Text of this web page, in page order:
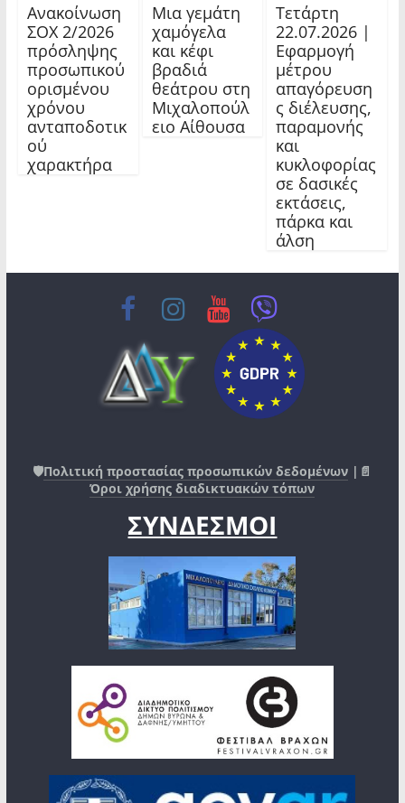
Ανακοίνωση
ΣΟΧ 2/2026
πρόσληψης
προσωπικού
ορισμένου
χρόνου
ανταποδοτικ
ού
χαρακτήρα
Μια γεμάτη
χαμόγελα
και κέφι
βραδιά
θεάτρου στη
Μιχαλοπούλ
ειο Αίθουσα
Τετάρτη
22.07.2026 |
Εφαρμογή
μέτρου
απαγόρευση
ς διέλευσης,
παραμονής
και
κυκλοφορίας
σε δασικές
εκτάσεις,
πάρκα και
άλση
🛡️Πολιτική προστασίας προσωπικών δεδομένων |📄
Όροι χρήσης διαδικτυακών τόπων
ΣΥΝΔΕΣΜΟΙ